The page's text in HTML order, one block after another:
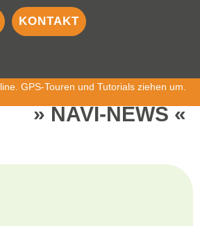
KONTAKT
GPS-Touren und Tutorials ziehen um.
NAVI-NEWS